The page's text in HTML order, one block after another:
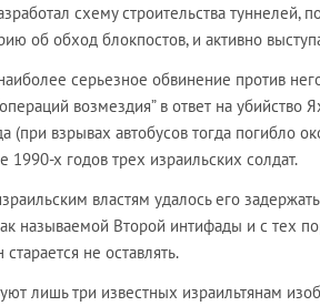
схему строительства
об обход блокпостов, и активно
серьезное обвинение против
возмездия” в ответ на
(при взрывах автобусов тогда погибло
1990-х годов трех израильских солдат.
властям удалось его
называемой Второй интифады и с тех
не оставлять.
лишь три известных израильтянам